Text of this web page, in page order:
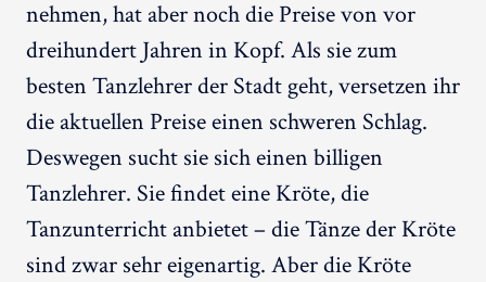
nehmen, hat aber noch die Preise von vor
dreihundert Jahren in Kopf. Als sie zum
besten Tanzlehrer der Stadt geht, versetzen ihr
die aktuellen Preise einen schweren Schlag.
Deswegen sucht sie sich einen billigen
Tanzlehrer. Sie findet eine Kröte, die
Tanzunterricht anbietet – die Tänze der Kröte
sind zwar sehr eigenartig. Aber die Kröte